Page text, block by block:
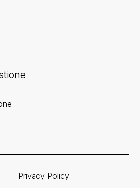
Privacy Policy